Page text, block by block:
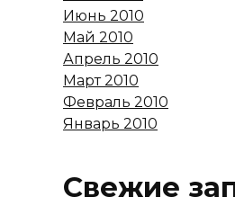
Июнь 2010
Май 2010
Апрель 2010
Март 2010
Февраль 2010
Январь 2010
Свежие